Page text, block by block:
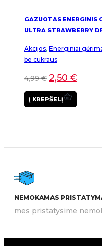
GAZUOTAS ENERGINIS
ULTRA STRAWBERRY
Akcijos, Energiniai
be cukraus
4,99€ 2,50 €
Į KREPŠELĮ
NEMOKAMAS
mes pristatysime